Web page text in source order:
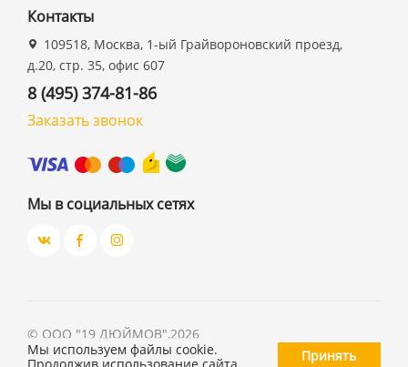
Контакты
109518, Москва, 1-ый Грайвороновский проезд,
д.20, стр. 35, офис 607
8 (495) 374-81-86
Заказать звонок
Мы в социальных сетях
© ООО "19 ДЮЙМОВ",2026
Мы используем файлы cookie.
Принять